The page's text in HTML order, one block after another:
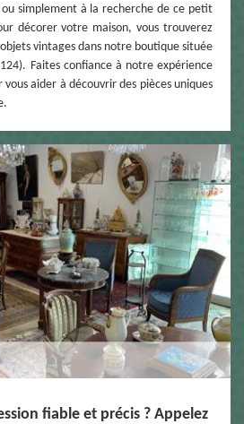
simplement à la recherche de ce petit
décorer votre maison, vous trouverez
vintages dans notre boutique située
Faites confiance à notre expérience
aider à découvrir des pièces uniques
fiable et précis ? Appelez